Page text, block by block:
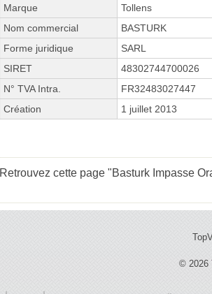
Marque
Tollens
Nom commercial
BASTURK
Forme juridique
SARL
SIRET
48302744700026
N° TVA Intra.
FR32483027447
Création
1 juillet 2013
Retrouvez cette page "Basturk Impasse
© 2026